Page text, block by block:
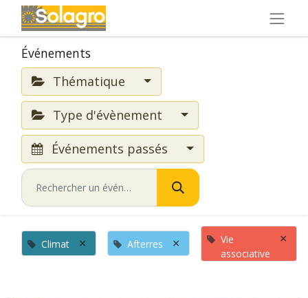
Événements
Thématique
Type d'évènement
Événements passés
Climat × Afterres ×
Vie
associative
×